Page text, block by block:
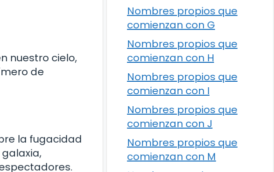
nuestro cielo,
de
la fugacidad
Nombres propios que
comienzan con G
Nombres propios que
comienzan con H
Nombres propios que
comienzan con I
Nombres propios que
comienzan con J
Nombres propios que
comienzan con M